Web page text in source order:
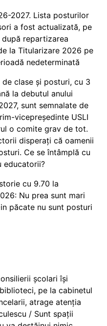
2027. Lista posturilor
a fost actualizată, pe
repartizarea
la Titularizare 2026 pe
nedeterminată
clase și posturi, cu 3
la debutul anului
sunt semnalate de
vicepreședinte USLI
o comite grav de tot.
disperați că oamenii
Ce se întâmplă cu
educatorii?
cu 9.70 la
Nu prea sunt mari
păcate nu sunt posturi
școlari își
pe la cabinetul
atrage atenția
/ Sunt spații